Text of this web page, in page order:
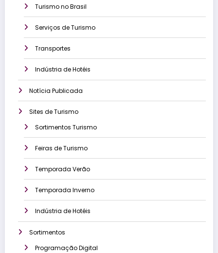
Turismo no Brasil
Serviços de Turismo
Transportes
Indústria de Hotéis
Notícia Publicada
Sites de Turismo
Sortimentos Turismo
Feiras de Turismo
Temporada Verão
Temporada Inverno
Indústria de Hotéis
Sortimentos
Programação Digital